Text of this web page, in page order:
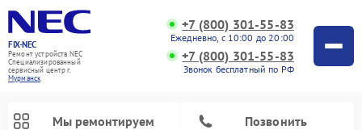
FIX-NEC
Ремонт устройств NEC
Специализированный
cервисный центр г.
Мурманск
+7 (800) 301-55-83
Ежедневно, с 10:00 до 20:00
+7 (800) 301-55-83
Звонок бесплатный по РФ
Мы ремонтируем Позвонить